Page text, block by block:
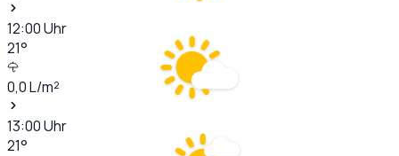
12:00Uhr
21°
0,0L/m²
13:00Uhr
21°